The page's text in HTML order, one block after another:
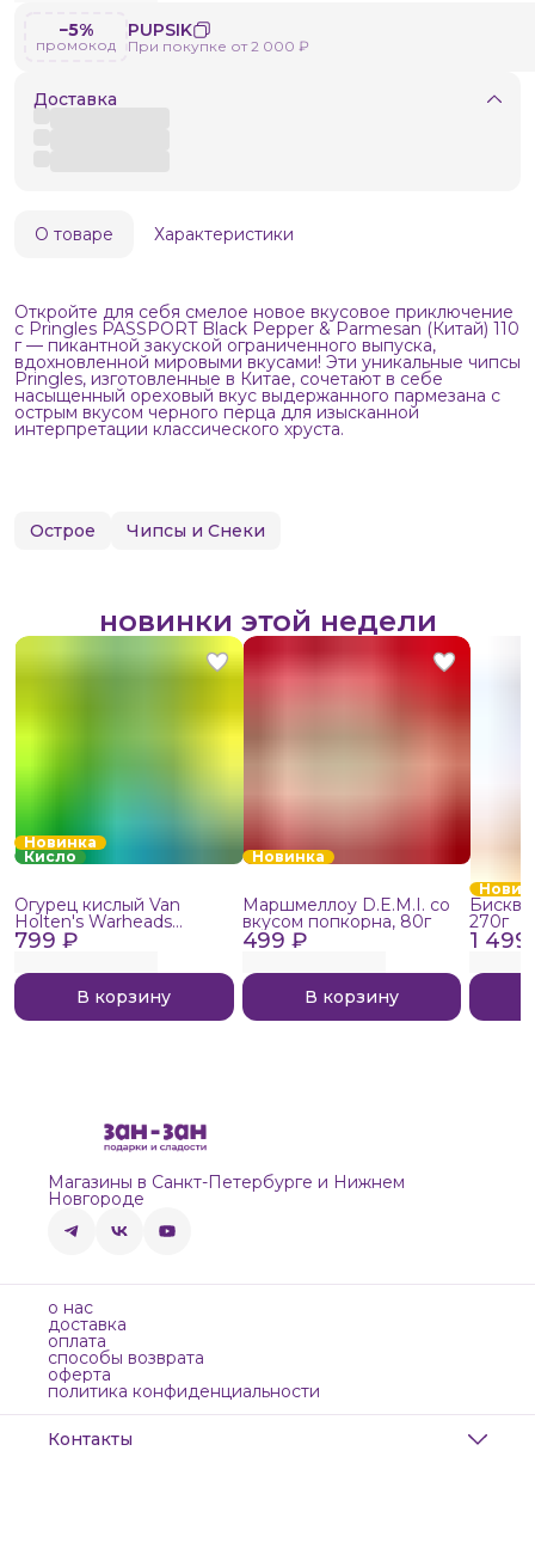
−5%
промокод
PUPSIK
При покупке от 2 000 ₽
Доставка
О товаре Характеристики
Откройте для себя смелое новое вкусовое приключение
с Pringles PASSPORT Black Pepper & Parmesan (Китай) 110
г — пикантной закуской ограниченного выпуска,
вдохновленной мировыми вкусами! Эти уникальные чипсы
Pringles, изготовленные в Китае, сочетают в себе
насыщенный ореховый вкус выдержанного пармезана с
острым вкусом черного перца для изысканной
интерпретации классического хруста.
Острое Чипсы и Снеки
новинки этой недели
Новинка
Кисло
799 ₽
Огурец кислый Van
Holten's Warheads
Extreme Sour, 140г
В корзину
Новинка
499 ₽
Маршмеллоу D.E.M.I. со
вкусом попкорна, 80г
В корзину
1
270г
Магазины в Санкт-Петербурге и Нижнем
Новгороде
о нас
доставка
оплата
способы возврата
оферта
политика конфиденциальности
Контакты